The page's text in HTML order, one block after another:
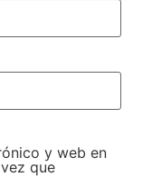
y web en
que